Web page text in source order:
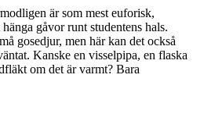
är som mest euforisk,
gåvor runt studentens hals.
gosedjur, men här kan det också
Kanske en visselpipa, en flaska
om det är varmt? Bara